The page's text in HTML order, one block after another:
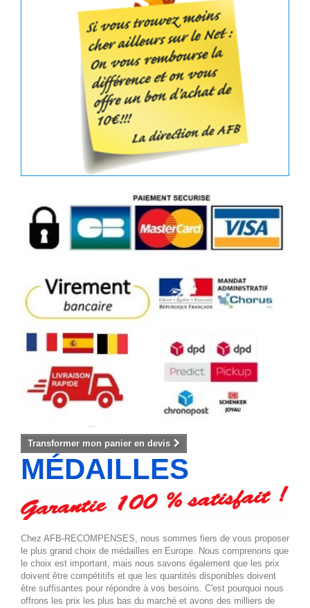
Transformer mon panier en devis
MÉDAILLES
Chez AFB-RECOMPENSES, nous sommes fiers de vous proposer
le plus grand choix de médailles en Europe. Nous comprenons que
le choix est important, mais nous savons également que les prix
doivent être compétitifs et que les quantités disponibles doivent
être suffisantes pour répondre à vos besoins. C'est pourquoi nous
offrons les prix les plus bas du marché et avons des milliers de